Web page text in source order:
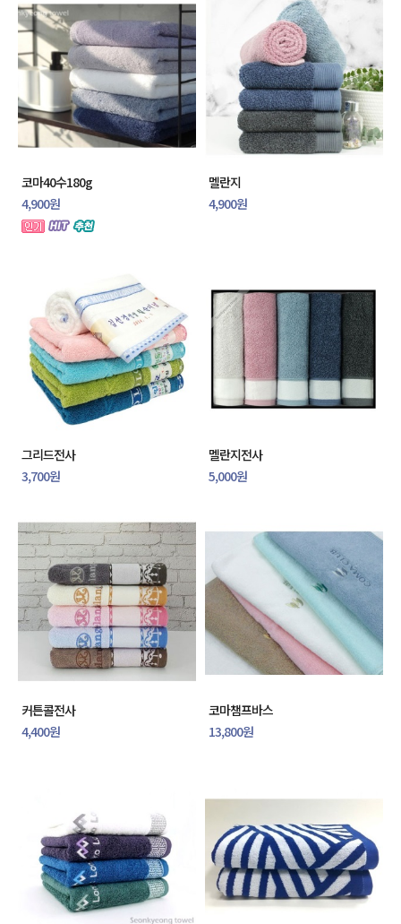
코마40수180g
4,900원
멜란지
4,900원
그리드전사
3,700원
멜란지전사
5,000원
커튼콜전사
4,400원
코마챔프바스
13,800원